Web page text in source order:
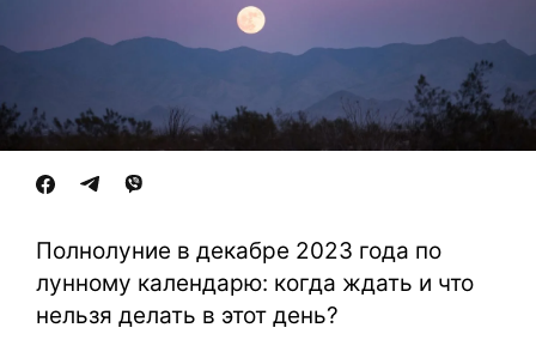
Полнолуние в декабре 2023 года по
лунному календарю: когда ждать и что
нельзя делать в этот день?